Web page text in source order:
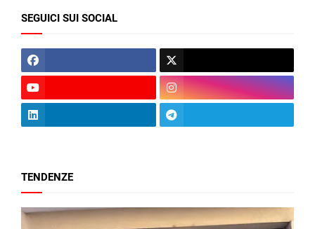
SEGUICI SUI SOCIAL
TENDENZE